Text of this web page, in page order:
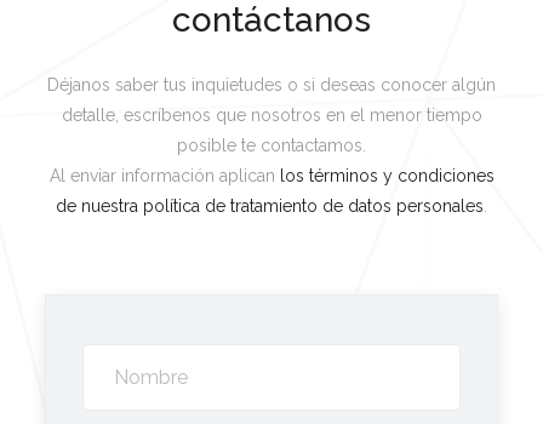
contáctanos
Déjanos saber tus inquietudes o si deseas conocer algún
detalle, escríbenos que nosotros en el menor tiempo
posible te contactamos.
Al enviar información aplican
los términos y condiciones
de nuestra política de tratamiento de datos personales